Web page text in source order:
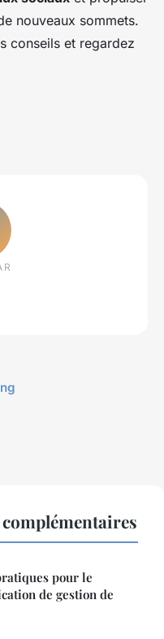
nouveaux sommets.
conseils et regardez
pour le
de gestion de